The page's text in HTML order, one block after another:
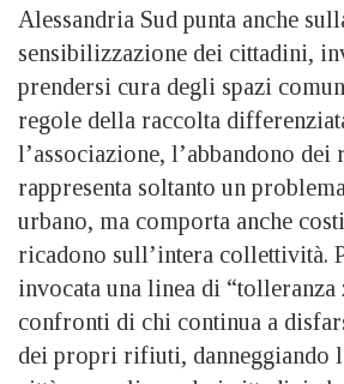
Alessandria Sud punta anche
sensibilizzazione dei cittadini,
prendersi cura degli spazi
regole della raccolta
l’associazione, l’abbandono
rappresenta soltanto un
urbano, ma comporta anche
ricadono sull’intera collettività.
invocata una linea di “tolleranza
confronti di chi continua a
dei propri rifiuti, danneggiando